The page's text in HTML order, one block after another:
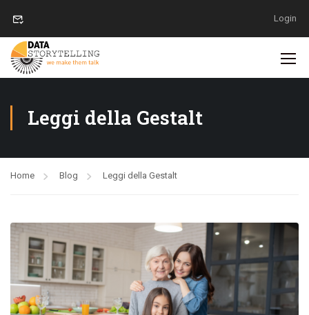
Login
Leggi della Gestalt
Home Blog Leggi della Gestalt